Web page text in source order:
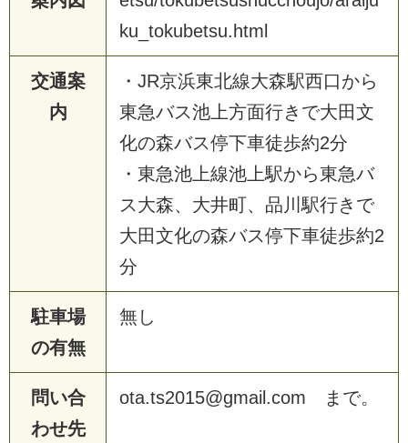
ku_tokubetsu.html
交通案
内
・JR京浜東北線大森駅西口から
東急バス池上方面行きで大田文
化の森バス停下車徒歩約2分
・東急池上線池上駅から東急バ
ス大森、大井町、品川駅行きで
大田文化の森バス停下車徒歩約2
分
駐車場
の有無
無し
問い合
わせ先
ota.ts2015@gmail.com まで。